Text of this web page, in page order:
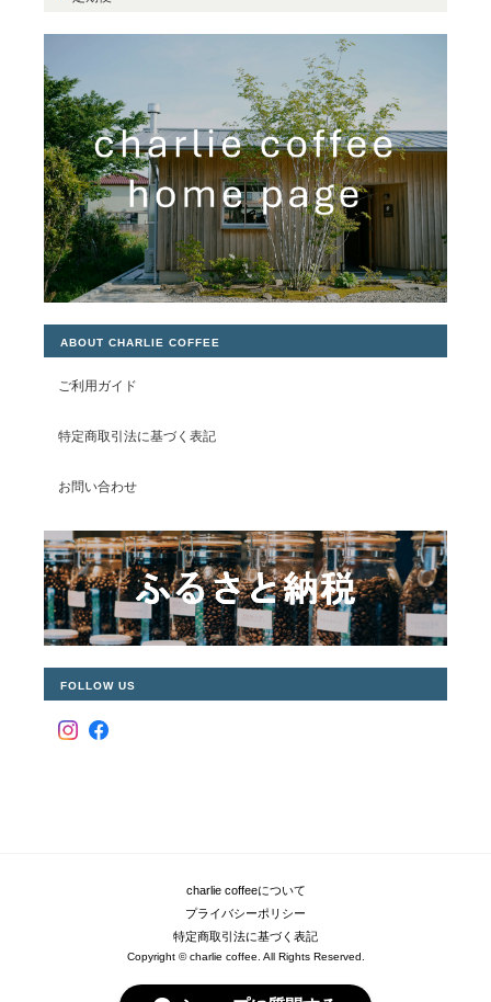
ABOUT CHARLIE COFFEE
ご利用ガイド
特定商取引法に基づく表記
お問い合わせ
FOLLOW US
charlie coffeeについて
プライバシーポリシー
特定商取引法に基づく表記
Copyright © charlie coffee. All Rights Reserved.